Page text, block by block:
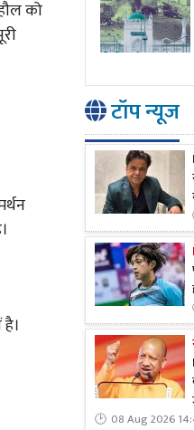
को
टॉप न्यूज
08 Aug 2026